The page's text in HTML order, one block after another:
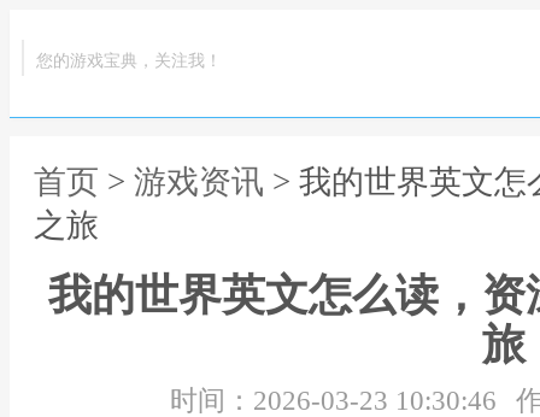
您的游戏宝典，关注我！
首页 > 游戏资讯 > 我的世界英文
之旅
我的世界英文怎么读，
旅
时间：2026-03-23 10:30:46